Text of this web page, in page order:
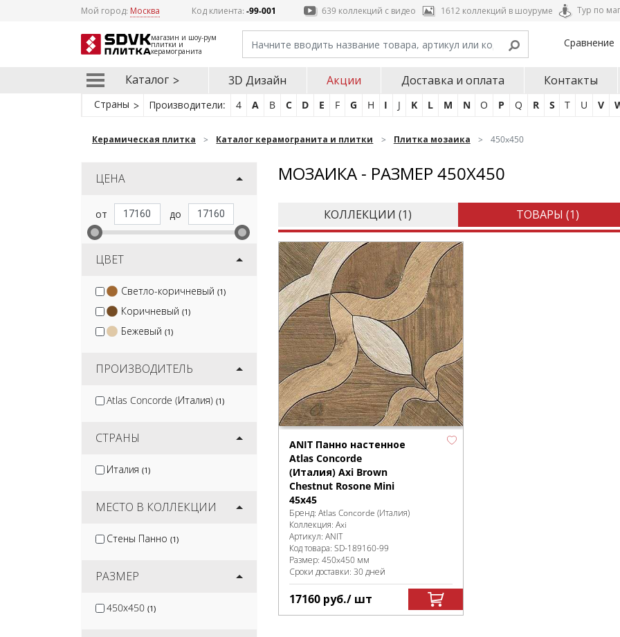
Мой город: Москва Код клиента:-99-001 639 коллекций с видео 1612 коллекций в шоуруме Тур по
магазин и шоу-рум
плитки и
керамогранита
Сравнение
Каталог 3D Дизайн Акции Доставка и оплата Контакты
Страны Производители: 4 A B C D E F G H I J K L M N O P Q R S T U V
Керамическая плитка Каталог керамогранита и плитки Плитка мозаика 450x450
ЦЕНА
ЦВЕТ
Светло-коричневый (1)
Коричневый (1)
Бежевый (1)
ПРОИЗВОДИТЕЛЬ
Atlas Concorde (Италия) (1)
СТРАНЫ
Италия (1)
МЕСТО В КОЛЛЕКЦИИ
Стены Панно (1)
РАЗМЕР
450x450 (1)
МОЗАИКА - РАЗМЕР 450X450
КОЛЛЕКЦИИ (1) ТОВАРЫ (1)
ANIT Панно настенное
Atlas Concorde
(Италия) Axi Brown
Chestnut Rosone Mini
45x45
Бренд: Atlas Concorde (Италия)
Коллекция: Axi
Артикул: ANIT
Код товара: SD-189160-99
Размер: 450x450 мм
Сроки доставки: 30 дней
17160 руб./ шт